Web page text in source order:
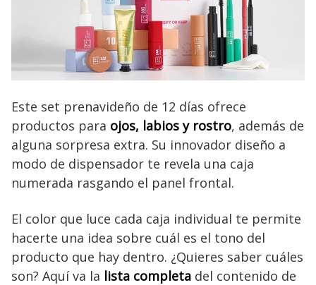
Este set prenavideño de 12 días ofrece
productos para ojos, labios y rostro, además de
alguna sorpresa extra. Su innovador diseño a
modo de dispensador te revela una caja
numerada rasgando el panel frontal.
El color que luce cada caja individual te permite
hacerte una idea sobre cuál es el tono del
producto que hay dentro. ¿Quieres saber cuáles
son? Aquí va la lista completa del contenido de